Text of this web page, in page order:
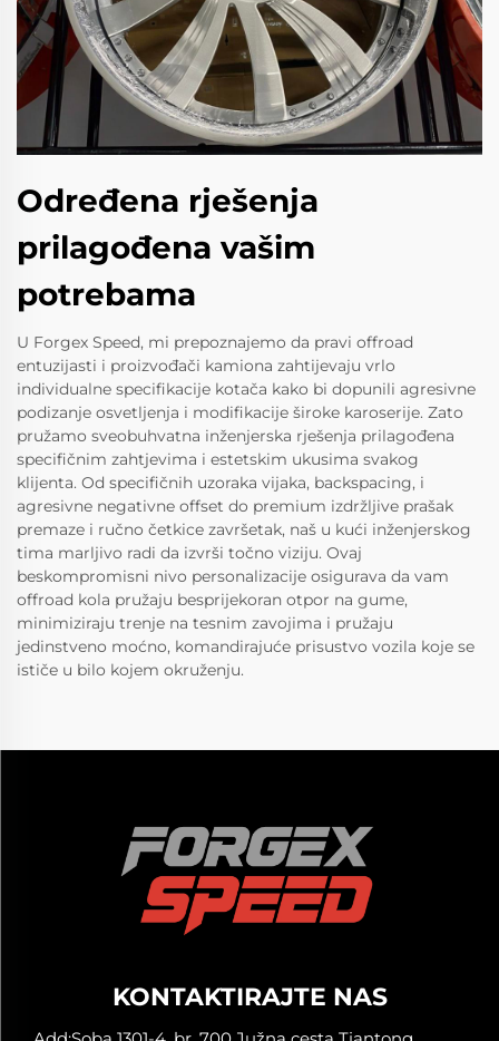
Određena rješenja
prilagođena vašim
potrebama
U Forgex Speed, mi prepoznajemo da pravi offroad
entuzijasti i proizvođači kamiona zahtijevaju vrlo
individualne specifikacije kotača kako bi dopunili agresivne
podizanje osvetljenja i modifikacije široke karoserije. Zato
pružamo sveobuhvatna inženjerska rješenja prilagođena
specifičnim zahtjevima i estetskim ukusima svakog
klijenta. Od specifičnih uzoraka vijaka, backspacing, i
agresivne negativne offset do premium izdržljive prašak
premaze i ručno četkice završetak, naš u kući inženjerskog
tima marljivo radi da izvrši točno viziju. Ovaj
beskompromisni nivo personalizacije osigurava da vam
offroad kola pružaju besprijekoran otpor na gume,
minimiziraju trenje na tesnim zavojima i pružaju
jedinstveno moćno, komandirajuće prisustvo vozila koje se
ističe u bilo kojem okruženju.
KONTAKTIRAJTE NAS